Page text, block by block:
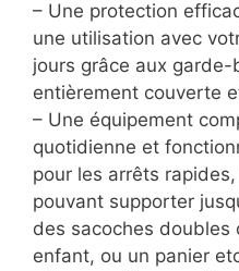
– Une protection
une utilisation avec
jours grâce aux garde-
entièrement couverte
– Une équipement
quotidienne et
pour les arrêts
pouvant supporter
des sacoches doubles
enfant, ou un panier